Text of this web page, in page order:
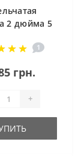
2 дюйма 5
1
грн.
+